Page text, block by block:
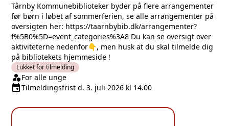
Tårnby Kommunebiblioteker byder på flere arrangementer
før børn i løbet af sommerferien, se alle arrangementer på
oversigten her: https://taarnbybib.dk/arrangementer?
f%5B0%5D=event_categories%3A8 Du kan se oversigt over
aktiviteterne nedenfor👇, men husk at du skal tilmelde dig
på bibliotekets hjemmeside !
Lukket for tilmelding
Klasse/Aldersbegrænsning
person_shieldFor alle unge
Tilmeldingsfrist
eventTilmeldingsfrist d. 3. juli 2026 kl 14.00